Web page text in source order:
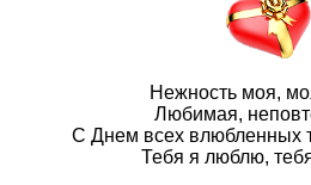
Нежность моя,
Любимая,
С Днем всех влюбленных
Тебя я люблю,